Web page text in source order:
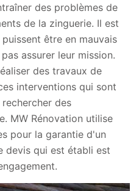
des problèmes de
de la zinguerie. Il est
être en mauvais
assurer leur mission.
des travaux de
interventions qui sont
des
MW Rénovation utilise
pour la garantie d'un
devis qui est établi est